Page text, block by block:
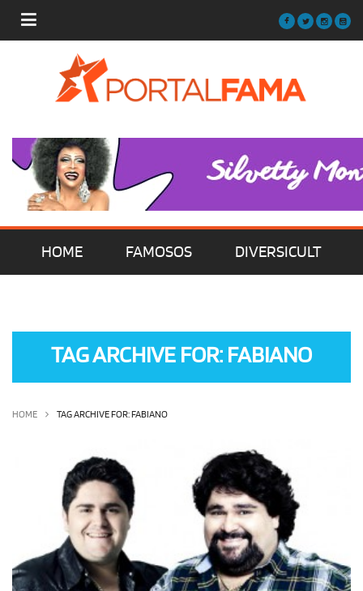
HOME FAMOSOS DIVERSICULT
OLHA ISSO! EU QUERO!
TAG ARCHIVE FOR: FABIANO
HOME TAG ARCHIVE FOR: FABIANO